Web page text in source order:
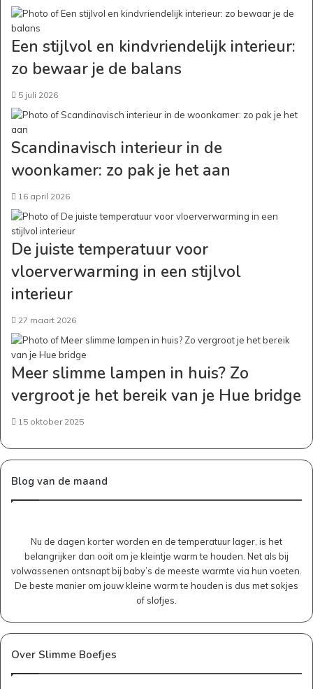
Een stijlvol en kindvriendelijk interieur:
zo bewaar je de balans
5 juli 2026
Scandinavisch interieur in de
woonkamer: zo pak je het aan
16 april 2026
De juiste temperatuur voor
vloerverwarming in een stijlvol
interieur
27 maart 2026
Meer slimme lampen in huis? Zo
vergroot je het bereik van je Hue bridge
15 oktober 2025
Blog van de maand
Nu de dagen korter worden en de temperatuur lager, is het
belangrijker dan ooit om je kleintje warm te houden. Net als bij
volwassenen ontsnapt bij baby’s de meeste warmte via hun voeten.
De beste manier om jouw kleine warm te houden is dus met sokjes
of slofjes.
Over Slimme Boefjes